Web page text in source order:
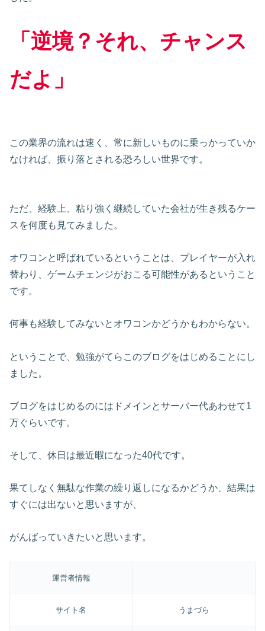
「逆境？それ、チャンス
だよ」
この業界の流れは速く、常に新しいものに乗っかっていか
なければ、振り落とされる恐ろしい世界です。
ただ、経験上、粘り強く継続していた会社が生き残るケー
スを何度も見てみました。
オワコンと呼ばれているということは、プレイヤーが入れ
替わり、ゲームチェンジがおこる可能性があるということ
です。
何事も経験してみないとオワコンかどうかもわからない。
ということで、勉強がてらこのブログをはじめることにし
ました。
ブログをはじめるのにはドメインとサーバー代あわせて1
万ぐらいです。
そして、休日は最近暇になった40代です。
果てしなく無駄な作業の繰り返しになるかどうか、結果は
すぐには出ないと思いますが、
がんばっていきたいと思います。
運営者情報
サイト名 うまづら